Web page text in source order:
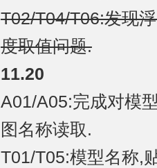
T02/T04/T06:发现
度取值问题.
11.20
A01/A05:完成对模
图名称读取.
T01/T05:模型名称,